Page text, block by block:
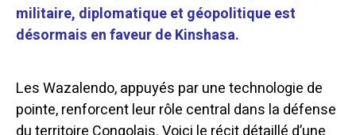
militaire, diplomatique et géopolitique est
désormais en faveur de Kinshasa.
Les Wazalendo, appuyés par une technologie de
pointe, renforcent leur rôle central dans la défense